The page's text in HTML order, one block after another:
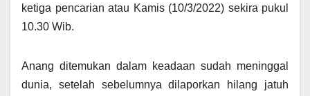
ketiga pencarian atau Kamis (10/3/2022) sekira pukul
10.30 Wib.
Anang ditemukan dalam keadaan sudah meninggal
dunia, setelah sebelumnya dilaporkan hilang jatuh